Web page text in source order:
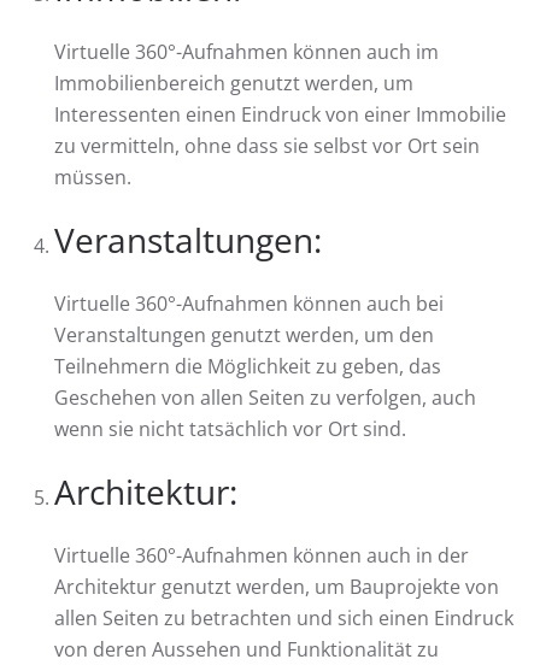
Virtuelle 360°-Aufnahmen können auch im
Immobilienbereich genutzt werden, um
Interessenten einen Eindruck von einer Immobilie
zu vermitteln, ohne dass sie selbst vor Ort sein
müssen.
Veranstaltungen:
Virtuelle 360°-Aufnahmen können auch bei
Veranstaltungen genutzt werden, um den
Teilnehmern die Möglichkeit zu geben, das
Geschehen von allen Seiten zu verfolgen, auch
wenn sie nicht tatsächlich vor Ort sind.
Architektur:
Virtuelle 360°-Aufnahmen können auch in der
Architektur genutzt werden, um Bauprojekte von
allen Seiten zu betrachten und sich einen Eindruck
von deren Aussehen und Funktionalität zu